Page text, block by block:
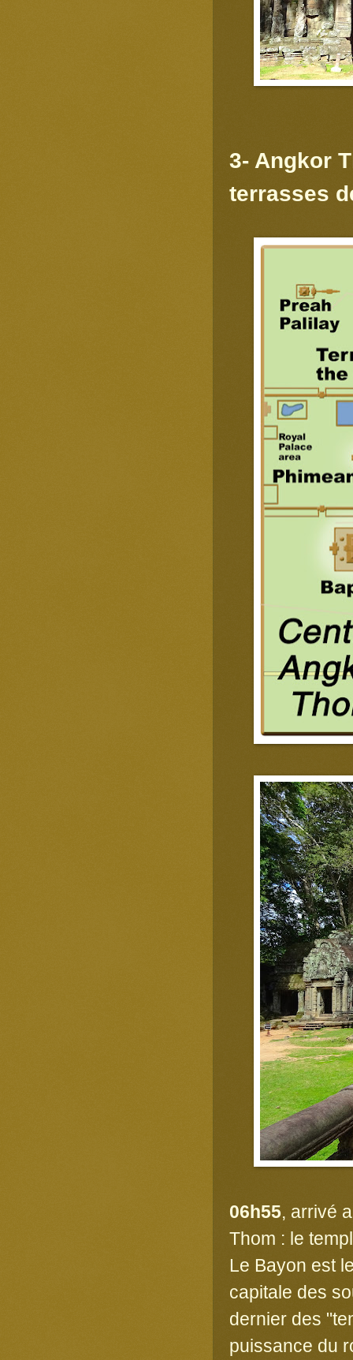
3- Angkor
terrasses
06h55, arrivé
Thom : le
Le Bayon est
capitale des
dernier des
puissance du